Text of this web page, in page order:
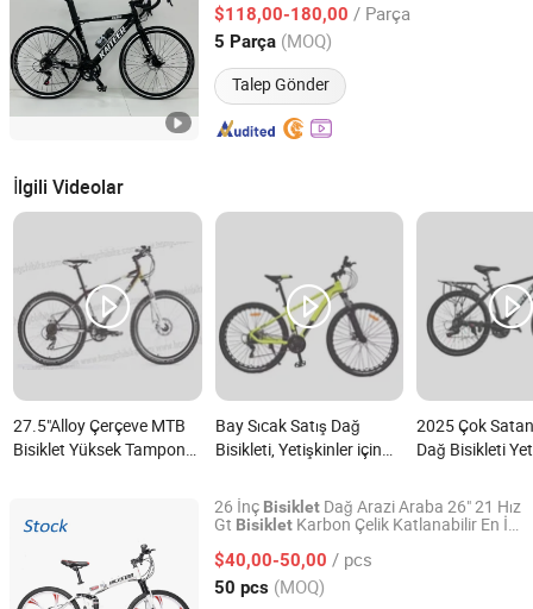
$118,00-180,00 / Parça
5 Parça (MOQ)
Talep Gönder
Hebei, China Fiyat 2024
İlgili Videolar
27.5"Alloy Çerçeve MTB
Bisiklet Yüksek Tampon
Bay Sıcak Satış Dağ
Bisikleti, Yetişkinler için
nedir?
2025 Çok
Dağ Bisikleti
26 İnç Bisiklet Dağ Arazi Araba 26" 21 Hız
Gt Bisiklet Karbon Çelik Katlanabilir En İyi
$40,00-50,00 / pcs
50 pcs (MOQ)
Hebei Yimei Bike Co., Ltd.
Tianjin, China Fiyat 2020